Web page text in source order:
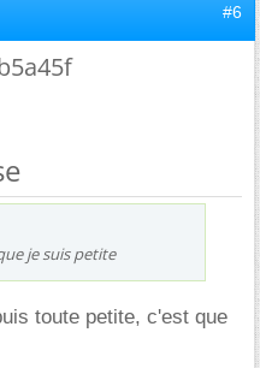
#6
je suis petite
toute petite, c'est que